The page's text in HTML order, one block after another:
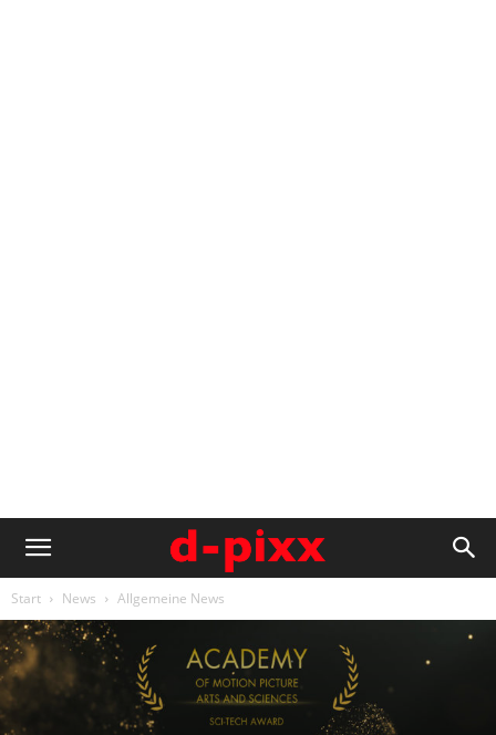
Start News Allgemeine News